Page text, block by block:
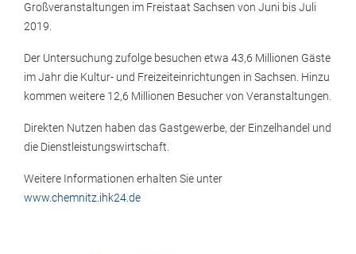
Großveranstaltungen im Freistaat Sachsen von Juni bis Juli
2019.
Der Untersuchung zufolge besuchen etwa 43,6 Millionen Gäste
im Jahr die Kultur- und Freizeiteinrichtungen in Sachsen. Hinzu
kommen weitere 12,6 Millionen Besucher von Veranstaltungen.
Direkten Nutzen haben das Gastgewerbe, der Einzelhandel und
die Dienstleistungswirtschaft.
Weitere Informationen erhalten Sie unter
www.chemnitz.ihk24.de